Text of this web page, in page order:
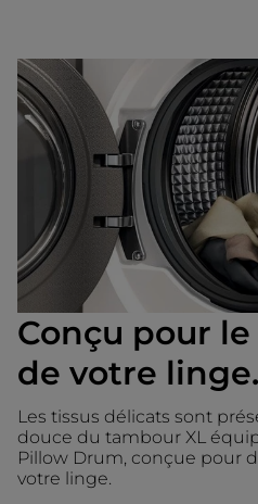
Conçu pour
de votre linge.
Les tissus délicats sont
douce du tambour XL
Pillow Drum, conçue pour
votre linge.